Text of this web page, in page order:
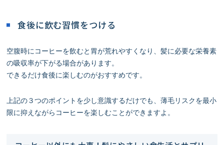
食後に飲む習慣をつける
空腹時にコーヒーを飲むと胃が荒れやすくなり、髪に必要な栄養素
の吸収率が下がる場合があります。
できるだけ食後に楽しむのがおすすめです。
上記の３つのポイントを少し意識するだけでも、薄毛リスクを最小
限に抑えながらコーヒーを楽しむことができますよ。